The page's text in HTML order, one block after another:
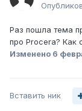
Раз пошла тема
про Procera? Как
Изменено 6
Вставить ник